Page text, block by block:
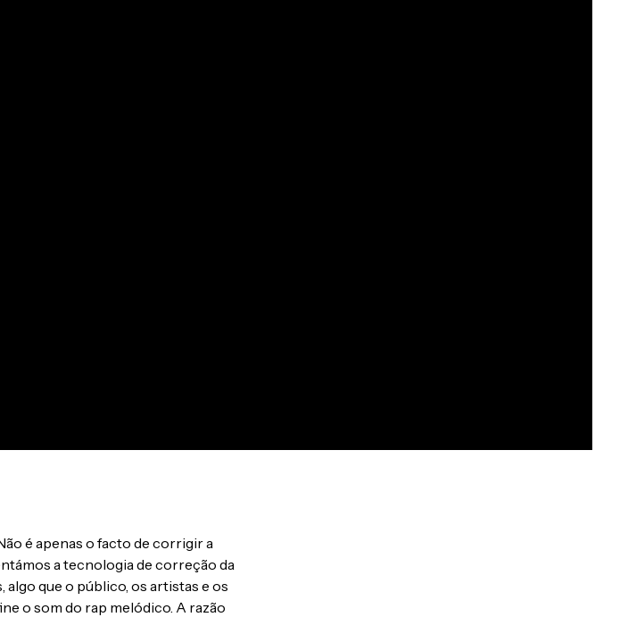
é apenas o facto de corrigir a
a tecnologia de correção da
que o público, os artistas e os
o som do rap melódico. A razão